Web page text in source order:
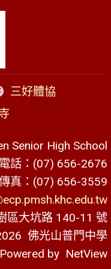
三好體協
Senior High School
電話：(07) 656-2676
真：(07) 656-3559
區大坑路 140-11 號
佛光山普門中學
by NetView